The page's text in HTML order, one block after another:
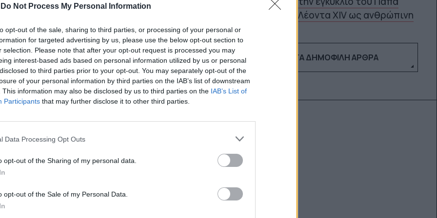
Do Not Process My Personal Information
opt-out of the sale, sharing to third parties, or processing of your personal or
for targeted advertising by us, please use the below opt-out section to
selection. Please note that after your opt-out request is processed you may
interest-based ads based on personal information utilized by us or personal
to third parties prior to your opt-out. You may separately opt-out of the
of your personal information by third parties on the IAB’s list of downstream
This information may also be disclosed by us to third parties on the IAB’s List of
Participants that may further disclose it to other third parties.
Data Processing Opt Outs
opt-out of the Sharing of my personal data.
opt-out of the Sale of my Personal Data.
για περισσότερο από ένα χρόνο
φίλος», δήλωσε ο ίδιος ο Roth ο
να κακοποιεί τη διάσημη
Λέοντα XIV ως ανθρώπινη
ΔΕΣ ΤΑ ΔΗΜΟΦΙΛΉ ΆΡΘΡΑ